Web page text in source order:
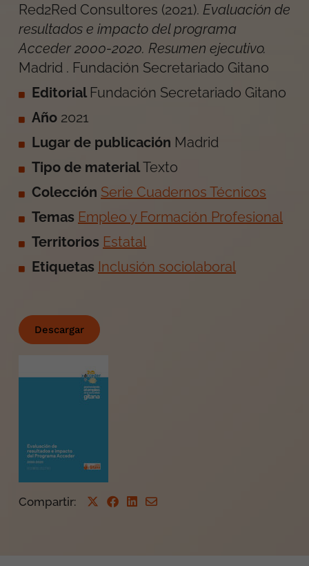
Red2Red Consultores (2021). Evaluación de
resultados e impacto del programa
Acceder 2000-2020. Resumen ejecutivo.
Madrid . Fundación Secretariado Gitano
Editorial Fundación Secretariado Gitano
Año 2021
Lugar de publicación Madrid
Tipo de material Texto
Colección Serie Cuadernos Técnicos
Temas Empleo y Formación Profesional
Territorios Estatal
Etiquetas Inclusión sociolaboral
Descargar
Compartir: